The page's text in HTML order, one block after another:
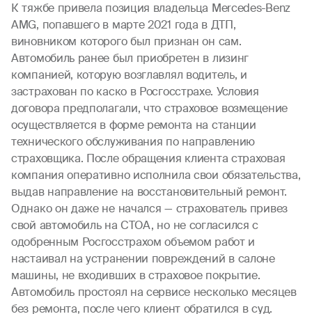
К тяжбе привела позиция владельца Mercedes-Benz
AMG, попавшего в марте 2021 года в ДТП,
виновником которого был признан он сам.
Автомобиль ранее был приобретен в лизинг
компанией, которую возглавлял водитель, и
застрахован по каско в Росгосстрахе. Условия
договора предполагали, что страховое возмещение
осуществляется в форме ремонта на станции
технического обслуживания по направлению
страховщика. После обращения клиента страховая
компания оперативно исполнила свои обязательства,
выдав направление на восстановительный ремонт.
Однако он даже не начался — страхователь привез
свой автомобиль на СТОА, но не согласился с
одобренным Росгосстрахом объемом работ и
настаивал на устранении повреждений в салоне
машины, не входивших в страховое покрытие.
Автомобиль простоял на сервисе несколько месяцев
без ремонта, после чего клиент обратился в суд.